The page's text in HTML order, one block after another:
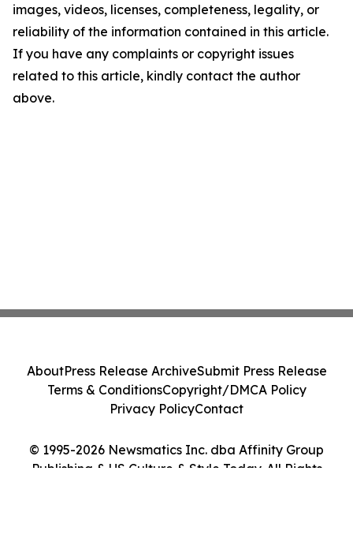
images, videos, licenses, completeness, legality, or
reliability of the information contained in this article.
If you have any complaints or copyright issues
related to this article, kindly contact the author
above.
© 1995-2026 Newsmatics Inc. dba Affinity Group
Publishing & US Culture & Style Today. All Rights
AboutPress Release ArchiveSubmit Press Release
Terms & ConditionsCopyright/DMCA Policy
Privacy PolicyContact